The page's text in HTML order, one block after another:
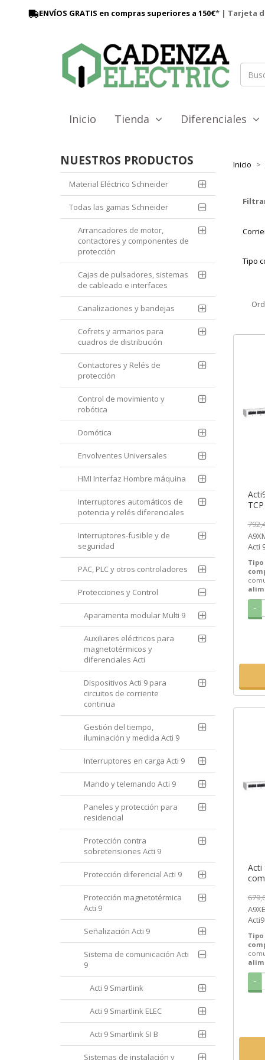
ENVÍOS GRATIS en compras superiores a 150€* | Tarjeta
Inicio Tienda Diferenciales
Inicio
Tipo
Acti
-
Acti
-
NUESTROS PRODUCTOS
Material Eléctrico Schneider
Todas las gamas Schneider
Arrancadores de motor,
contactores y componentes de
protección
Cajas de pulsadores, sistemas
de cableado e interfaces
Canalizaciones y bandejas
Cofrets y armarios para
cuadros de distribución
Contactores y Relés de
protección
Control de movimiento y
robótica
Domótica
Envolventes Universales
HMI Interfaz Hombre máquina
Interruptores automáticos de
potencia y relés diferenciales
Interruptores-fusible y de
seguridad
PAC, PLC y otros controladores
Protecciones y Control
Aparamenta modular Multi 9
Auxiliares eléctricos para
magnetotérmicos y
diferenciales Acti
Dispositivos Acti 9 para
circuitos de corriente
continua
Gestión del tiempo,
iluminación y medida Acti 9
Interruptores en carga Acti 9
Mando y telemando Acti 9
Paneles y protección para
residencial
Protección contra
sobretensiones Acti 9
Protección diferencial Acti 9
Protección magnetotérmica
Acti 9
Señalización Acti 9
Sistema de comunicación Acti
9
Acti 9 Smartlink
Acti 9 Smartlink ELEC
Acti 9 Smartlink SI B
Sistemas de instalación y